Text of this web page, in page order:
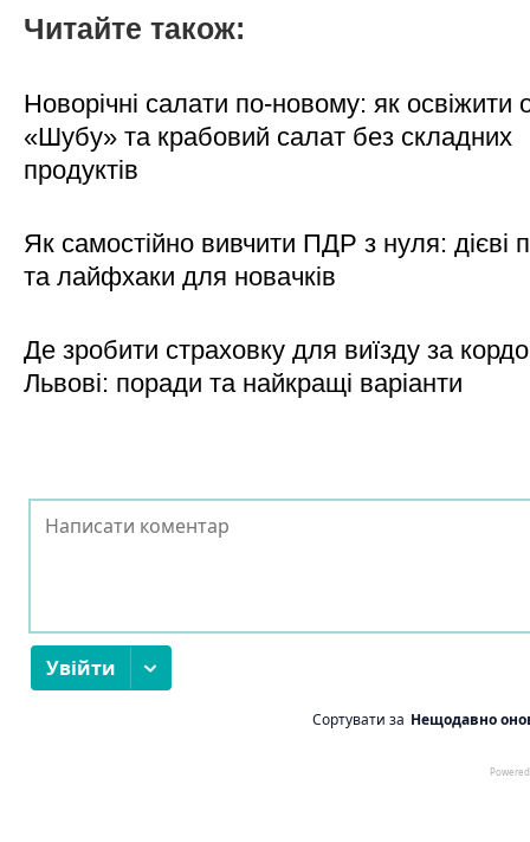
Читайте також:
Новорічні салати по-новому: як освіжити
«Шубу» та крабовий салат без складних
продуктів
Як самостійно вивчити ПДР з нуля: дієві
та лайфхаки для новачків
Де зробити страховку для виїзду за
Львові: поради та найкращі варіанти